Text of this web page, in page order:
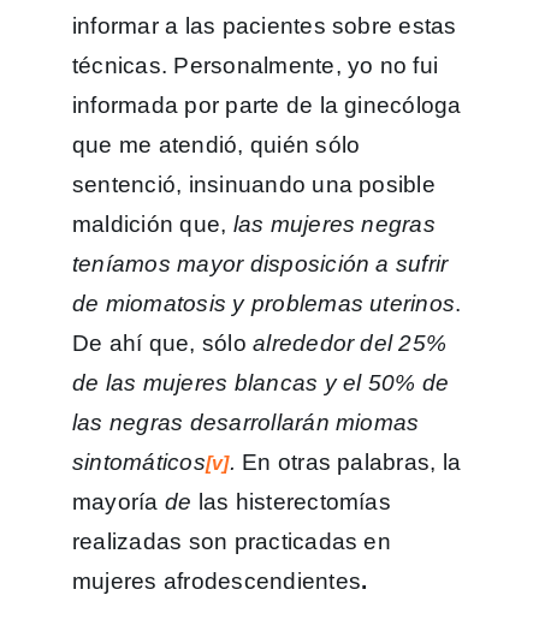
informar a las pacientes sobre estas
técnicas. Personalmente, yo no fui
informada por parte de la ginecóloga
que me atendió, quién sólo
sentenció, insinuando una posible
maldición que, las mujeres negras
teníamos mayor disposición a sufrir
de miomatosis y problemas uterinos.
De ahí que, sóloalrededor del 25%
de las mujeres blancas y el 50% de
las negras desarrollarán miomas
sintomáticos[v]. En otras palabras, la
mayoría de las histerectomías
realizadas son practicadas en
mujeres afrodescendientes.